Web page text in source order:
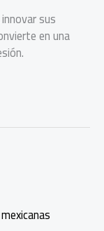
sus
en una